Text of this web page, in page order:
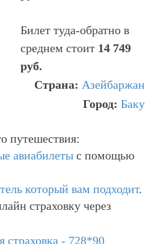
Билет туда-обратно в
среднем стоит 14 749
руб.
Страна: Азейбаржан
Город: Баку
путешествия:
авиабилеты с помощью
который вам подходит.
страховку через